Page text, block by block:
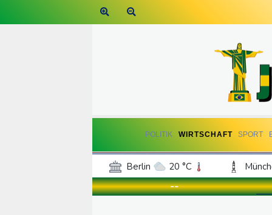
POLITIK WIRTSCHAFT SPORT
Berlin 20 °C
Frankfurt am Main
26 °C
--